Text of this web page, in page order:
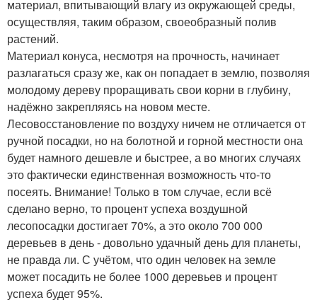
материал, впитывающий влагу из окружающей среды,
осуществляя, таким образом, своеобразный полив
растений.
Материал конуса, несмотря на прочность, начинает
разлагаться сразу же, как он попадает в землю, позволяя
молодому дереву проращивать свои корни в глубину,
надёжно закрепляясь на новом месте.
Лесовосстановление по воздуху ничем не отличается от
ручной посадки, но на болотной и горной местности она
будет намного дешевле и быстрее, а во многих случаях
это фактически единственная возможность что-то
посеять. Внимание! Только в том случае, если всё
сделано верно, то процент успеха воздушной
лесопосадки достигает 70%, а это около 700 000
деревьев в день - довольно удачный день для планеты,
не правда ли. С учётом, что один человек на земле
может посадить не более 1000 деревьев и процент
успеха будет 95%.